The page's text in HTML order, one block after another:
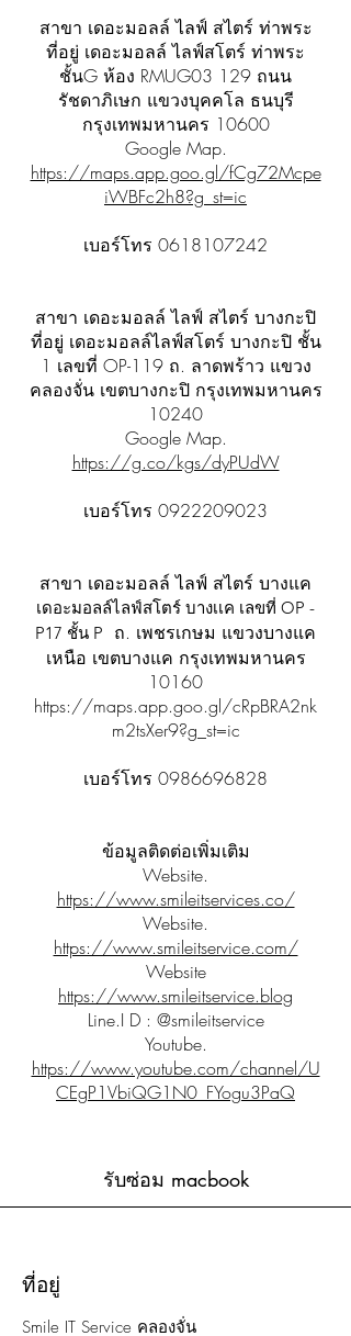
สาขา เดอะมอลล์ ไลฟ์ สไตร์ ท่าพระ
ที่อยู่ เดอะมอลล์ ไลฟ์สโตร์ ท่าพระ
ชั้นG ห้อง RMUG03 129 ถนน
รัชดาภิเษก แขวงบุคคโล ธนบุรี
กรุงเทพมหานคร 10600
Google Map.
https://maps.app.goo.gl/fCg72Mcpe
iWBFc2h8?g_st=ic
เบอร์โทร 0618107242
สาขา เดอะมอลล์ ไลฟ์ สไตร์ บางกะปิ
ที่อยู่ เดอะมอลล์ไลฟ์สโตร์ บางกะปิ ชั้น
1 เลขที่ OP-119 ถ. ลาดพร้าว แขวง
คลองจั่น เขตบางกะปิ กรุงเทพมหานคร
10240
Google Map.
https://g.co/kgs/dyPUdW
เบอร์โทร 0922209023
สาขา เดอะมอลล์ ไลฟ์ สไตร์ บางแค
เดอะมอลล์ไลฟ์สโตร์ บางเเค เลขที่ OP -
P17 ชั้น P
ถ. เพชรเกษม แขวงบางแค
เหนือ เขตบางแค กรุงเทพมหานคร
10160
https://maps.app.goo.gl/cRpBRA2nk
m2tsXer9?g_st=ic
เบอร์โทร 0986696828
ข้อมูลติดต่อเพิ่มเติม
Website.
https://www.smileitservices.co/
Website.
https://www.smileitservice.com/
Website
https://www.smileitservice.blog
Line.I D : @smileitservice
Youtube.
https://www.youtube.com/channel/U
CEgP1VbiQG1N0_FYogu3PaQ
รับซ่อม macbook
ที่อยู่
Smile IT Service คลองจั่น